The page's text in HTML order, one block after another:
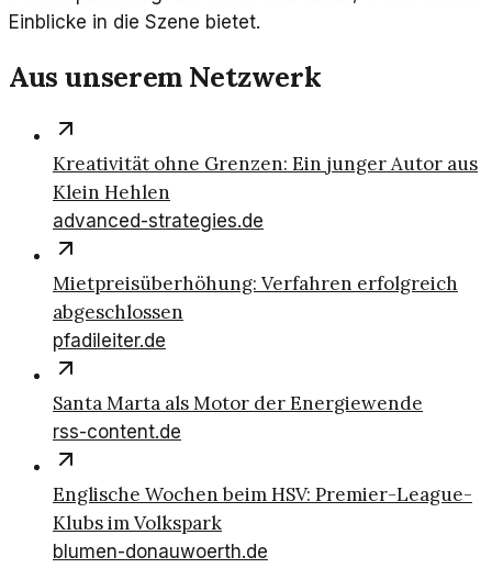
Einblicke in die Szene bietet.
Aus unserem Netzwerk
Kreativität ohne Grenzen: Ein junger Autor aus
Klein Hehlen
advanced-strategies.de
Mietpreisüberhöhung: Verfahren erfolgreich
abgeschlossen
pfadileiter.de
Santa Marta als Motor der Energiewende
rss-content.de
Englische Wochen beim HSV: Premier-League-
Klubs im Volkspark
blumen-donauwoerth.de